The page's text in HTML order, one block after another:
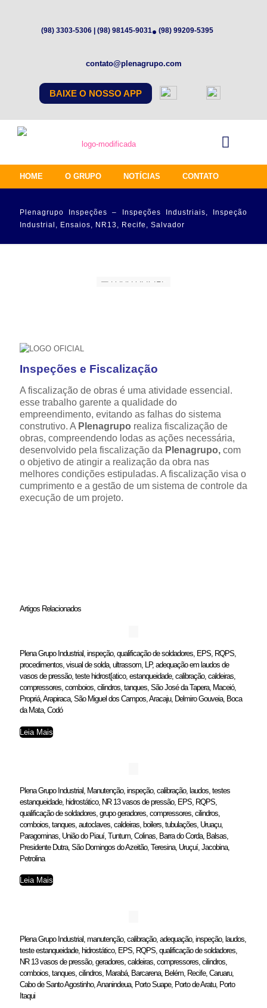
(98) 3303-5306 | (98) 98145-9031 (98) 99209-5395
contato@plenagrupo.com
BAIXE O NOSSO APP
HOME O GRUPO NOTÍCIAS CONTATO
Plenagrupo Inspeções – Inspeções Industriais, Inspeção
Industrial, Ensaios, NR13, Recife, Salvador
Inspeções e Fiscalização
A fiscalização de obras é uma atividade essencial.
esse trabalho garente a qualidade do
empreendimento, evitando as falhas do sistema
construtivo. A Plenagrupo realiza fiscalização de
obras, compreendendo lodas as ações necessária,
desenvolvido pela fiscalização da Plenagrupo, com
o objetivo de atingir a realização da obra nas
melhores condições estipuladas. A fiscalização visa o
cumprimento e a gestão de um sistema de controle da
execução de um projeto.
Artigos Relacionados
Plena Grupo Industrial, inspeção, qualificação de soldadores, EPS, RQPS,
procedimentos, visual de solda, ultrassom, LP, adequação em laudos de
vasos de pressão, teste hidrost[atico, estanqueidade, calibração, caldeiras,
compressores, comboios, cilindros, tanques, São José da Tapera, Maceió,
Propriá, Arapiraca, São Miguel dos Campos, Aracaju, Delmiro Gouveia, Boca
da Mata, Codó
Leia Mais
Plena Grupo Industrial, Manutenção, inspeção, calibração, laudos, testes
estanqueidade, hidrostático, NR 13 vasos de pressão, EPS, RQPS,
qualificação de soldadores, grupo geradores, compressores, cilindros,
comboios, tanques, autoclaves, caldeiras, boilers, tubulações, Uruaçu,
Paragominas, União do Piauí, Tuntum, Colinas, Barra do Corda, Balsas,
Presidente Dutra, São Domingos do Azeitão, Teresina, Uruçuí, Jacobina,
Petrolina
Leia Mais
Plena Grupo Industrial, manutenção, calibração, adequação, inspeção, laudos,
teste estanqueidade, hidrostático, EPS, RQPS, qualificação de soldadores,
NR 13 vasos de pressão, geradores, caldeiras, compressores, cilindros,
comboios, tanques, cilindros, Marabá, Barcarena, Belém, Recife, Caruaru,
Cabo de Santo Agostinho, Ananindeua, Porto Suape, Porto de Aratu, Porto
Itaqui